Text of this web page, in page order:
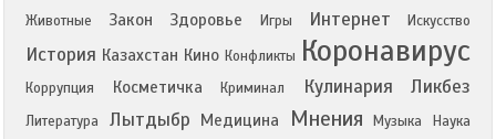
Животные
Закон Здоровье Игры Интернет Искусство
История Казахстан Кино Конфликты Коронавирус
Коррупция Косметичка Криминал Кулинария Ликбез
Литература Лытдыбр Медицина Мнения Музыка Наука